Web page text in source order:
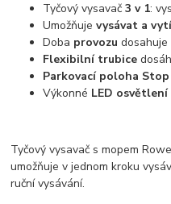
Tyčový vysavač 3 v 1:
Umožňujevysávat a
Doba provozu dosahuje
Flexibilní trubice
Parkovací poloha
Výkonné LED osvětlení
Tyčový vysavač s mopem
umožňuje v jednom kroku
ruční vysávání.